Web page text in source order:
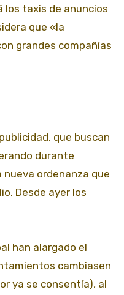
los taxis de anuncios
que «la
grandes compañías
que buscan
durante
nueva ordenanza que
Desde ayer los
han alargado el
cambiasen
ya se consentía), al